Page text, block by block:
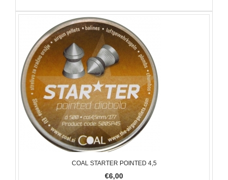
COAL STARTER POINTED 4,5
€6,00